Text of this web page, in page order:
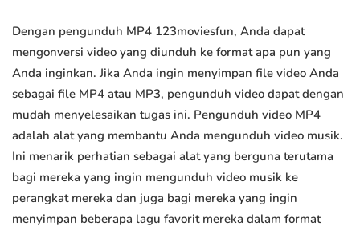
Dengan pengunduh MP4 123moviesfun, Anda dapat
mengonversi video yang diunduh ke format apa pun yang
Anda inginkan. Jika Anda ingin menyimpan file video Anda
sebagai file MP4 atau MP3, pengunduh video dapat dengan
mudah menyelesaikan tugas ini. Pengunduh video MP4
adalah alat yang membantu Anda mengunduh video musik.
Ini menarik perhatian sebagai alat yang berguna terutama
bagi mereka yang ingin mengunduh video musik ke
perangkat mereka dan juga bagi mereka yang ingin
menyimpan beberapa lagu favorit mereka dalam format